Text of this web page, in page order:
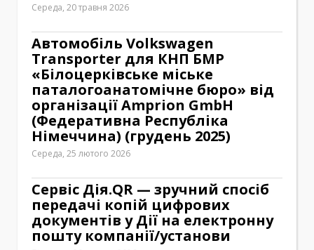
Середа, 20 травня 2026
Автомобіль Volkswagen
Transporter для КНП БМР
«Білоцерківське міське
паталогоанатомічне бюро» від
організації Amprion GmbH
(Федеративна Республіка
Німеччина) (грудень 2025)
Середа, 25 лютого 2026
Сервіс Дія.QR — зручний спосіб
передачі копій цифрових
документів у Дії на електронну
пошту компанії/установи